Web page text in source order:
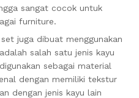
sangat cocok untuk
furniture.
juga dibuat menggunakan
salah satu jenis kayu
sebagai material
dengan memiliki tekstur
dengan jenis kayu lain